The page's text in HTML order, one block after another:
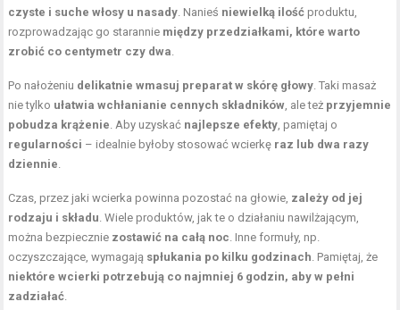
czyste i suche włosy u nasady . Nanieś niewielką ilość produktu,
rozprowadzając go starannie między przedziałkami, które warto
zrobić co centymetr czy dwa
Po nałożeniu delikatnie wmasuj preparat w skórę głowy . Taki masaż
nie tylko ułatwia wchłanianie cennych składników , ale też przyjemnie
pobudza krążenie . Aby uzyskać najlepsze efekty , pamiętaj o
regularności – idealnie byłoby stosować wcierkę raz lub dwa razy
dziennie
Czas, przez jaki wcierka powinna pozostać na głowie, zależy od jej
rodzaju i składu . Wiele produktów, jak te o działaniu nawilżającym,
można bezpiecznie zostawić na całą noc . Inne formuły, np.
oczyszczające, wymagają spłukania po kilku godzinach . Pamiętaj, że
niektóre wcierki potrzebują co najmniej 6 godzin, aby w pełni
zadziałać